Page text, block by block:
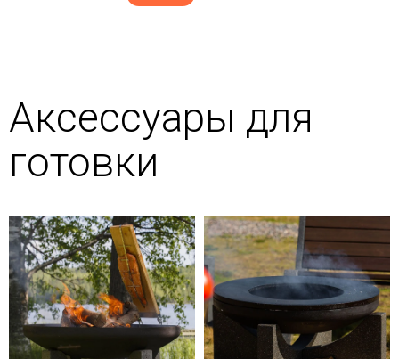
Аксессуары для
готовки